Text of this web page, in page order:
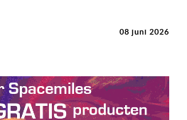
08 juni 2026